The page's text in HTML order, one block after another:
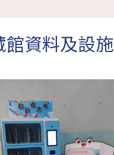
館資料及設施